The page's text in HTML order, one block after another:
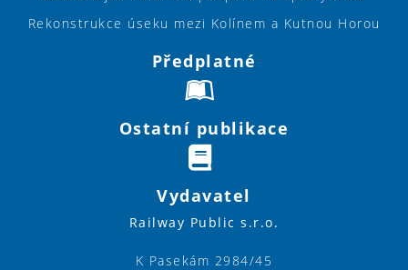
Rekonstrukce úseku mezi Kolínem a Kutnou Horou
Předplatné
Ostatní publikace
Vydavatel
Railway Public s.r.o.
K Pasekám 2984/45